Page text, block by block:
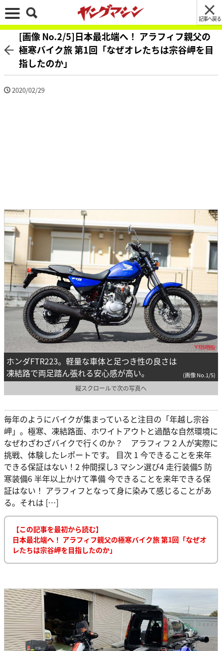
記事へ戻る
[画像 No.2/5]日本最北端へ！ アラフィフ親父の
極寒バイク旅 第1回「なぜオレたちは宗谷岬を目
指したのか」
2020/02/29
ホンダFTR223。軽量な車体と足つき性の良さは
凍結路で両足踏ん張れる安心感が高い。
(画像 No.1/5)
縦スクロールで次の写真へ
毎年のようにバイクが集まっていると注目の「年越し宗谷
岬」。極寒、凍結路面、ホワイトアウトと過酷な自然環境に
なぜわざわざバイクで行くのか？ アラフィフ２人が実際に
挑戦、体験したレポートです。 目次 1 今できることを来年
できる保証はない！2 仲間探し3 マシン選び4 走行装備5 防
寒装備6 半年以上かけて準備 今できることを来年できる保
証はない！ アラフィフとなって身に染みて感じることがあ
る。それは […]
【この記事を最初から読む】
日本最北端へ！ アラフィフ親父の極寒バイク旅 第1回「なぜオ
レたちは宗谷岬を目指したのか」